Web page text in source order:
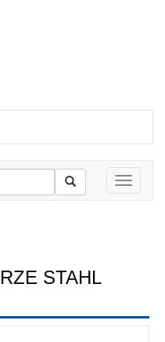
Toggle
STAHL